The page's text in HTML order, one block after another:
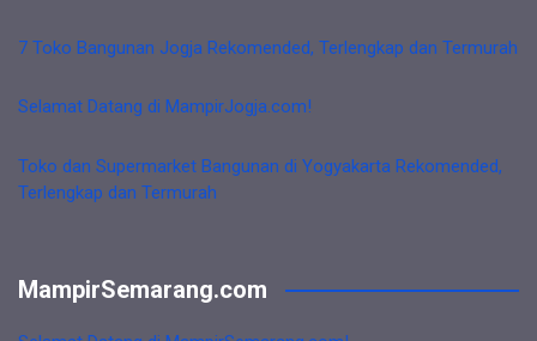
7 Toko Bangunan Jogja Rekomended, Terlengkap dan Termurah
Selamat Datang di MampirJogja.com!
Toko dan Supermarket Bangunan di Yogyakarta Rekomended,
Terlengkap dan Termurah
MampirSemarang.com